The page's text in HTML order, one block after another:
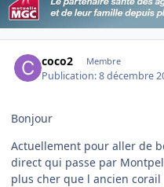
coco2 Membre
Publication:8 décembre
Bonjour
Actuellement pour aller de
direct qui passe par
plus cher que l ancien corail